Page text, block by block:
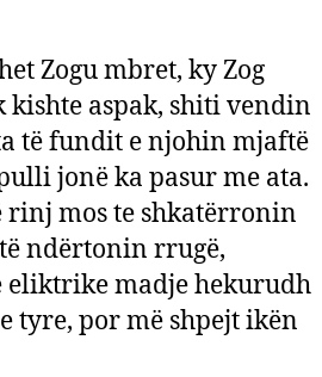
Zogu mbret, ky Zog
aspak, shiti vendin
të fundit e njohin mjaftë
jonë ka pasur me ata.
rinj mos te shkatërronin
ndërtonin rrugë,
eliktrike madje hekurudh
tyre, por më shpejt ikën